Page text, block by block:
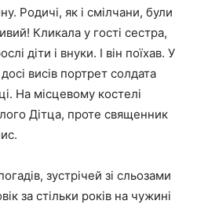
Родичі, як і смілчани, були
Кликала у гості сестра,
діти і внуки. І він поїхав. У
висів портрет солдата
На місцевому костелі
Дітца, проте священник
зустрічей зі сльозами
за стільки років на чужині